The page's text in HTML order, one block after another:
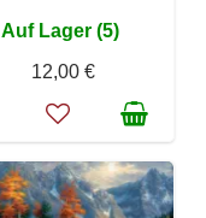
Auf Lager (5)
12,00 €